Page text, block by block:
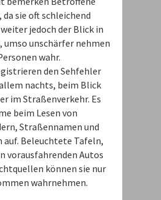
sie oft schleichend
jedoch der Blick in
umso unschärfer nehmen
wahr.
den Sehfehler
nachts, beim Blick
im Straßenverkehr. Es
beim Lesen von
Straßennamen und
auf. Beleuchtete Tafeln,
vorausfahrenden Autos
können sie nur
wahrnehmen.